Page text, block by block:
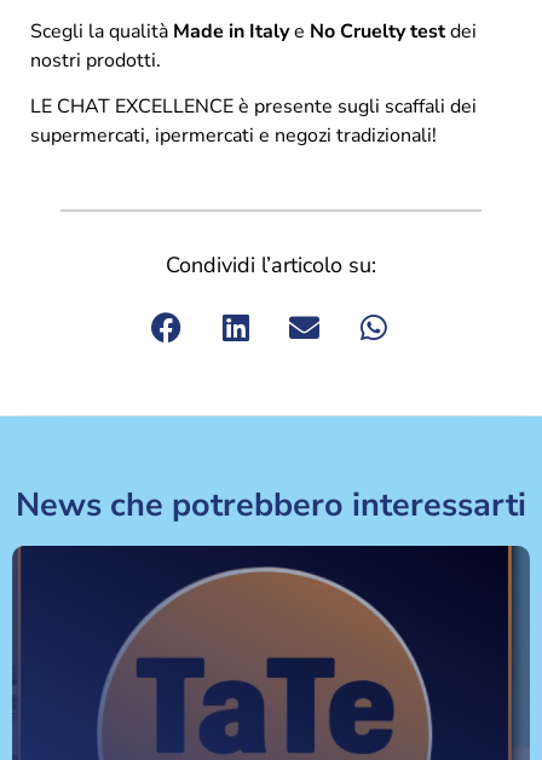
Scegli la qualità Made in Italye No Cruelty testdei
nostri prodotti.
LE CHAT EXCELLENCE è presente sugli scaffali dei
supermercati, ipermercati e negozi tradizionali!
Condividi l’articolo su:
News che potrebbero interessarti